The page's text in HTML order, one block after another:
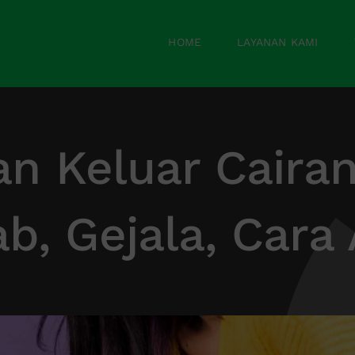
HOME LAYANAN KAMI
Keluar
Gejala, Cara